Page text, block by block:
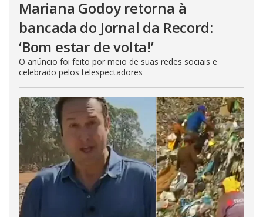
Mariana Godoy retorna à
bancada do Jornal da Record:
‘Bom estar de volta!’
O anúncio foi feito por meio de suas redes sociais e
celebrado pelos telespectadores